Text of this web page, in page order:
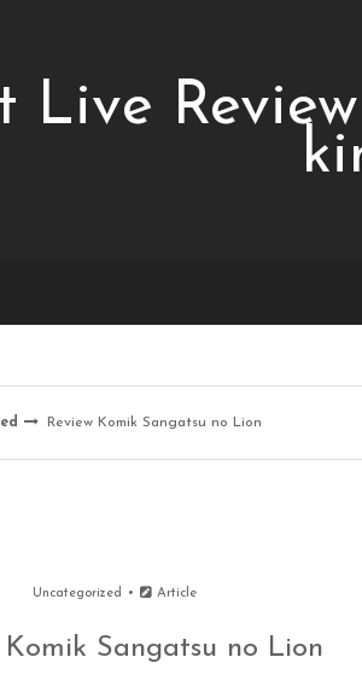
Live
Review Komik Sangatsu no Lion
Uncategorized Article
Komik Sangatsu no Lion